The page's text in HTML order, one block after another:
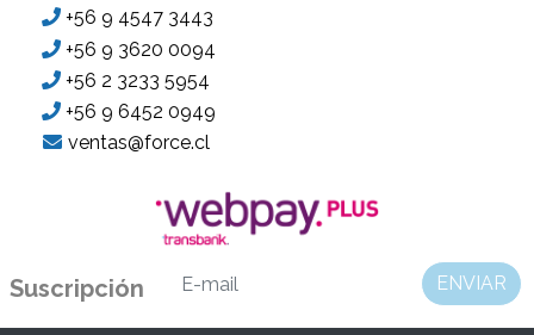
+56 9 4547 3443
+56 9 3620 0094
+56 2 3233 5954
+56 9 6452 0949
ventas@force.cl
Suscripción ENVIAR